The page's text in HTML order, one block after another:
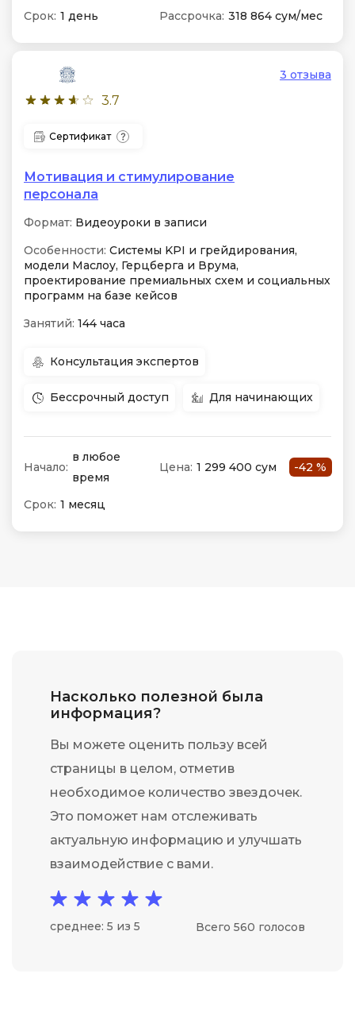
Срок: 1 день Рассрочка: 318 864 сум/мес
3.7
3 отзыва
Сертификат
Мотивация и стимулирование
персонала
Формат: Видеоуроки в записи
Особенности: Системы KPI и грейдирования,
модели Маслоу, Герцберга и Врума,
проектирование премиальных схем и социальных
программ на базе кейсов
Занятий: 144 часа
Консультация экспертов
Бессрочный доступ Для начинающих
Начало:
в любое
время
Цена: 1 299 400 сум -42 %
Срок: 1 месяц
Насколько полезной была
информация?
Вы можете оценить пользу всей
страницы в целом, отметив
необходимое количество звездочек.
Это поможет нам отслеживать
актуальную информацию и улучшать
взаимодействие с вами.
среднее: 5 из 5 Всего 560 голосов